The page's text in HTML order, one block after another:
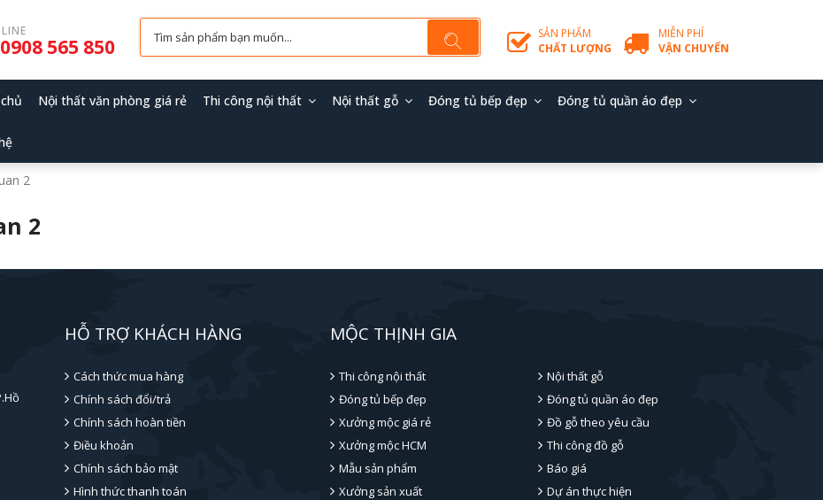
0908 565 850
SẢN PHẨM
CHẤT LƯỢNG
MIỄN PHÍ
VẬN CHUYỂN
Nội thất văn phòng giá rẻ Thi công nội thất Nội thất gỗ Đóng tủ bếp đẹp Đóng tủ quần áo đẹp
2
2
HỖ TRỢ KHÁCH HÀNG
Cách thức mua hàng
Chính sách đổi/trả
Chính sách hoàn tiền
Điều khoản
Chính sách bảo mật
Hình thức thanh toán
MỘC THỊNH GIA
Thi công nội thất
Nội thất gỗ
Đóng tủ bếp đẹp
Đóng tủ quần áo đẹp
Xưởng mộc giá rẻ
Đồ gỗ theo yêu cầu
Xưởng mộc HCM
Thi công đồ gỗ
Mẫu sản phẩm
Báo giá
Xưởng sản xuất
Dự án thực hiện